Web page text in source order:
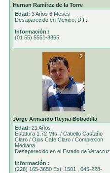
Hernan Ramírez de la Torre
Edad: 3 Años 6 Meses
Desaparecido en Mexico, D.F.
Información :
(01 55) 5551-8365
Jorge Armando Reyna Bobadilla
Edad: 21 Años
Estatura 1.72 Mts. / Cabello Castaño
Claro / Ojos Cafe Claro / Complexion
Mediana
Desaparecido en el Estado de Veracruz
Información :
(228) 165-3650 Ext. 1501 , 045-228-